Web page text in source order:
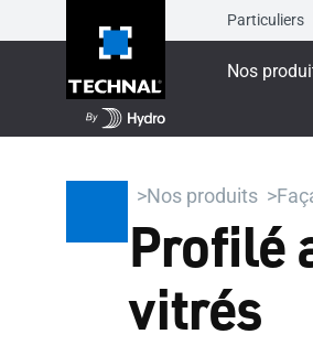
Particuliers
Nos
Nos produits
Profilé
vitrés